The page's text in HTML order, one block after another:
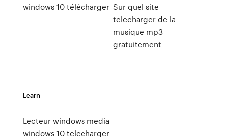
windows 10 télécharger Sur quel site
telecharger de la
musique mp3
gratuitement
Learn
Lecteur windows media
windows 10 telecharger